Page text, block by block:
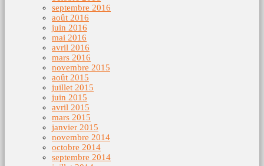
septembre 2016
août 2016
juin 2016
mai 2016
avril 2016
mars 2016
novembre 2015
août 2015
juillet 2015
juin 2015
avril 2015
mars 2015
janvier 2015
novembre 2014
octobre 2014
septembre 2014